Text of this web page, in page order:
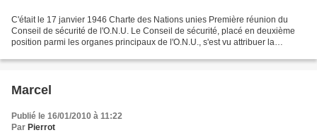
C'était le 17 janvier 1946 Charte des Nations unies Première réunion du
Conseil de sécurité de l'O.N.U. Le Conseil de sécurité, placé en deuxième
position parmi les organes principaux de l'O.N.U., s'est vu attribuer la
Marcel
Publié le 16/01/2010 à 11:22
Par Pierrot